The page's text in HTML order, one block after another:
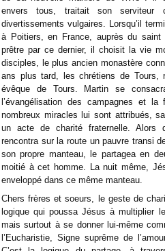
envers tous, traitait son
divertissements vulgaires. Lorsqu’il
à Poitiers, en France, auprès du saint
prêtre par ce dernier, il choisit la vie
disciples, le plus ancien monastère
ans plus tard, les chrétiens de Tours,
évêque de Tours. Martin se
l’évangélisation des campagnes et
nombreux miracles lui sont attribués,
un acte de charité fraternelle. Alors
rencontra sur la route un pauvre transi
son propre manteau, le partagea en
moitié à cet homme. La nuit même,
enveloppé dans ce même manteau.
Chers frères et soeurs, le geste de
logique qui poussa Jésus à multiplier
mais surtout à se donner lui-même
l’Eucharistie, Signe suprême de